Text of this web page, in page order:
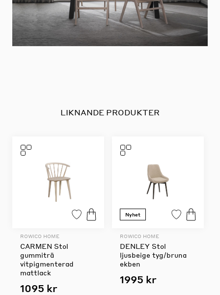
LIKNANDE PRODUKTER
ROWICO HOME
CARMEN Stol
gummiträ
vitpigmenterad
mattlack
1095 kr
Nyhet
ROWICO HOME
DENLEY Stol
ljusbeige tyg/bruna
ekben
1995 kr